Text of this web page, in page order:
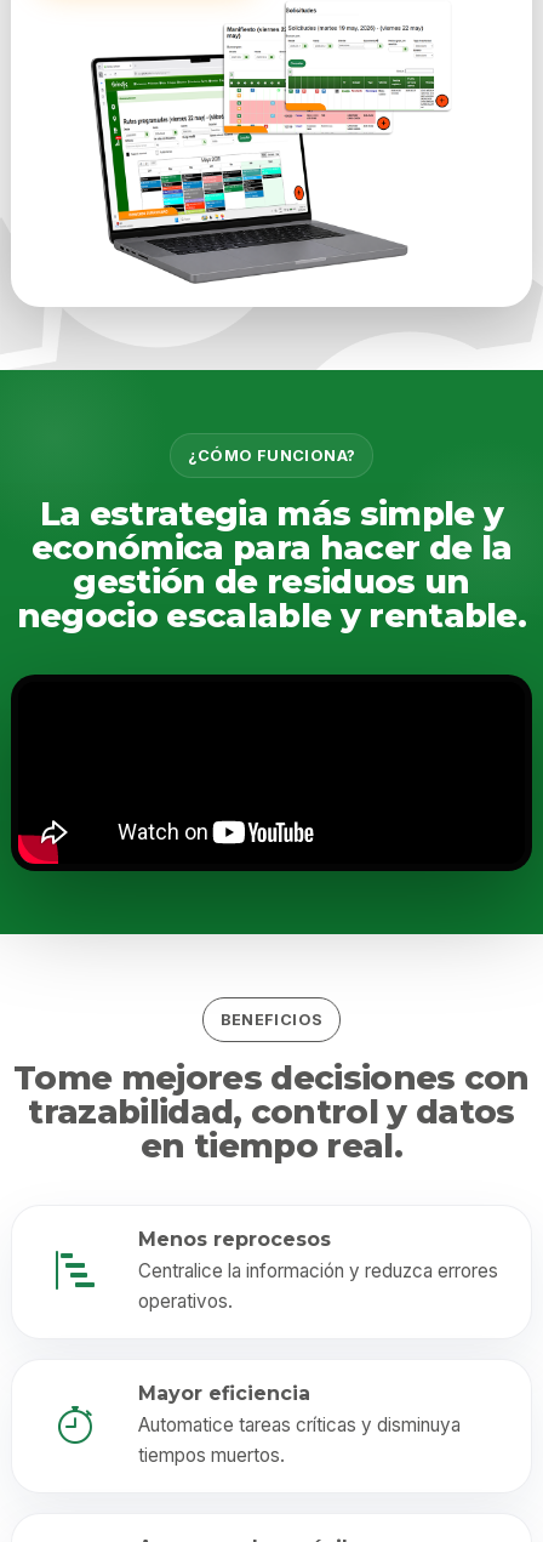
¿CÓMO FUNCIONA?
La estrategia más simple y
económica para hacer de la
gestión de residuos un
negocio escalable y rentable.
BENEFICIOS
Tome mejores decisiones con
trazabilidad, control y datos
en tiempo real.
Menos reprocesos
Centralice la información y reduzca errores
operativos.
Mayor eficiencia
Automatice tareas críticas y disminuya
tiempos muertos.